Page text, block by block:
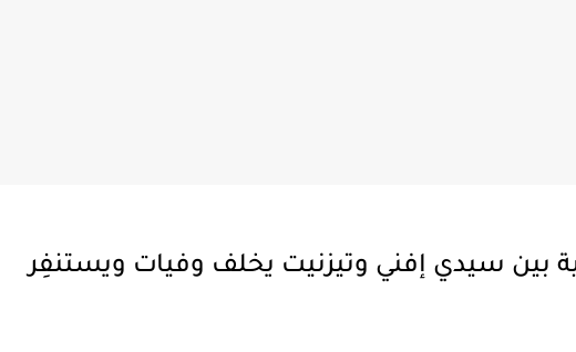
بين سيدي إفني وتيزنيت يخلف وفيات ويستنفِر